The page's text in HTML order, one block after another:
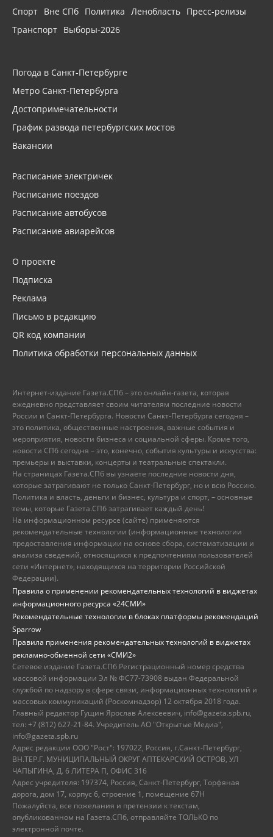
Спорт Вне СПб Политика Ленобласть Пресс-релизы
Транспорт Выборы-2026
Погода в Санкт-Петербурге
Метро Санкт-Петербурга
Достопримечательности
График развода петербургских мостов
Вакансии
Расписание электричек
Расписание поездов
Расписание автобусов
Расписание авиарейсов
О проекте
Подписка
Реклама
Письмо в редакцию
QR код компании
Политика обработки персональных данных
Интернет-издание Газета.СПб – это онлайн-газета, которая
ежедневно представляет своим читателям последние новости
России и Санкт-Петербурга. Новости Санкт-Петербурга сегодня –
это политика, общественные настроения, важные события и
мероприятия, новости бизнеса и социальной сферы. Кроме того,
новости СПб сегодня – это, конечно, события культуры и искусства:
премьеры и выставки, концерты и театральные спектакли.
На страницах Газета.СПб вы узнаете последние новости дня,
которые затрагивают не только Санкт-Петербург, но и всю Россию.
Политика и власть, деньги и бизнес, культура и спорт, – основные
темы, которые Газета.СПб затрагивает каждый день!
На информационном ресурсе (сайте) применяются
рекомендательные технологии (информационные технологии
предоставления информации на основе сбора, систематизации и
анализа сведений, относящихся к предпочтениям пользователей
сети «Интернет», находящихся на территории Российской
Федерации).
Правила о применении рекомендательных технологий в виджетах
информационного ресурса «24СМИ»
Рекомендательные технологии в блоках платформы рекомендаций
Sparrow
Правила применения рекомендательных технологий в виджетах
рекламно-обменной сети «СМИ2»
Сетевое издание Газета.СПб Регистрационный номер средства
массовой информации Эл № ФС77-73908 выдан Федеральной
службой по надзору в сфере связи, информационных технологий и
массовых коммуникаций (Роскомнадзор) 12 октября 2018 года.
Главный редактор Гущин Ярослав Алексеевич, info@gazeta.spb.ru,
тел: +7 (812) 627-21-84. Учредитель АО "Открытые Медиа",
info@gazeta.spb.ru
Адрес редакции ООО "Рост": 197022, Россия, г.Санкт-Петербург,
ВН.ТЕР.Г. МУНИЦИПАЛЬНЫЙ ОКРУГ АПТЕКАРСКИЙ ОСТРОВ, УЛ
ЧАПЫГИНА, Д. 6 ЛИТЕРА П, ОФИС 316
Адрес учредителя: 197374, Россия, Санкт-Петербург, Торфяная
дорога, дом 17, корпус 6, строение 1, помещение 67Н
Пожалуйста, все пожелания и претензии к текстам,
опубликованном на Газета.СПб, отправляйте ТОЛЬКО по
электронной почте.